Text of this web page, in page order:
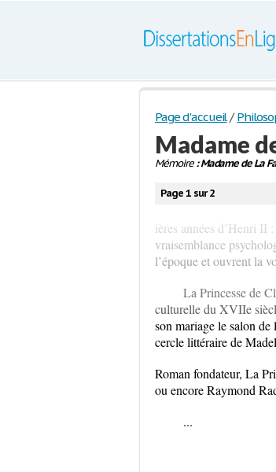
Page d'accueil /
Madame
Mémoire: Madame de La
Page 1 sur 2
ières années d’Henri II
vraisemblance
l’époque et ouvrent la
La Princesse de
culturelle du XVIIe
son mariage le salon
cercle littéraire de
Roman fondateur, La
ou encore Raymond
...